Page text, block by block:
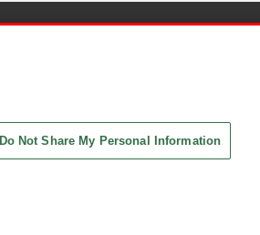
Do Not Share My Personal Information